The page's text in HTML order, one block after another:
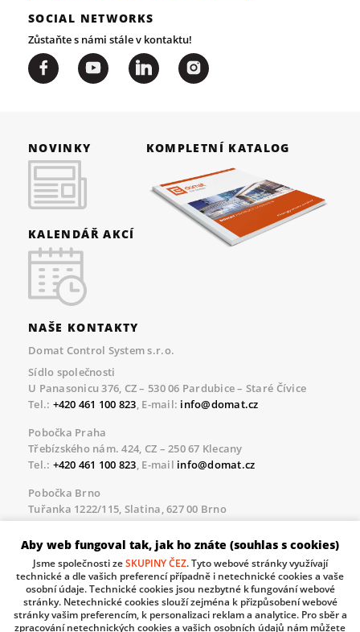
SOCIAL NETWORKS
Zůstaňte s námi stále v kontaktu!
NOVINKY
KALENDÁŘ AKCÍ
KOMPLETNÍ KATALOG
NAŠE KONTAKTY
Domat Control System s.r.o.
Sídlo společnosti
U Panasonicu 376, CZ – 530 06 Pardubice – Staré Čívice
Tel.: +420 461 100 823, E-mail: info@domat.cz
Pobočka Praha
Třebízského nám. 424, CZ – 250 67 Klecany
Tel.: +420 461 100 823, E-mail info@domat.cz
Pobočka Brno
Tuřanka 1222/115, Slatina, 627 00 Brno
Tel.:+420 461 100 823, E-mailinfo@domat.cz
Servisní linka pro námi realizované akce
Po – Pá 8.30 – 17.00
tel:+420 733 421 878, E-mailservis@domat.cz
Technická podpora:
Aby web fungoval tak, jak ho znáte (souhlas s cookies)
Jsme společnosti zeSKUPINY ČEZ. Tyto webové stránky využívají
technické a dle vašich preferencí případně i netechnické cookies a vaše
osobní údaje. Technické cookies jsou nezbytné k fungování webové
stránky. Netechnické cookies slouží zejména k přizpůsobení webové
stránky vašim preferencím, k personalizaci reklam a analytice. Pro sběr a
zpracování netechnických cookies a vašich osobních údajů nám můžete